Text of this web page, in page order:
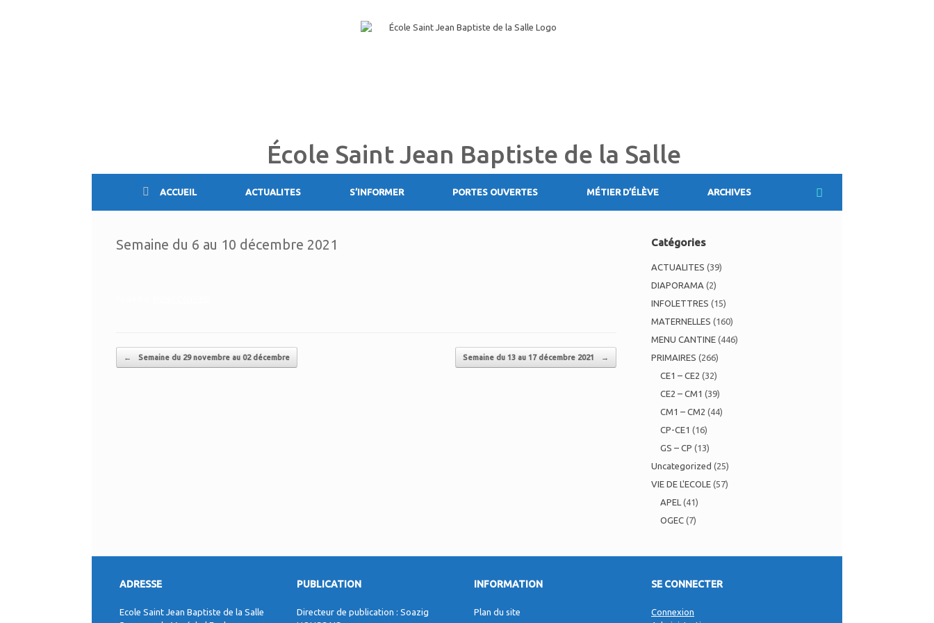
École Saint Jean Baptiste de la Salle
ACCUEIL ACTUALITES S’INFORMER PORTES OUVERTES MÉTIER D’ÉLÈVE ARCHIVES
Semaine du 6 au 10 décembre 2021
Post navigation
← Semaine du 29 novembre au 02 décembre Semaine du 13 au 17 décembre 2021 →
Catégories
ACTUALITES (39)
DIAPORAMA (2)
INFOLETTRES (15)
MATERNELLES (160)
MENU CANTINE (446)
PRIMAIRES (266)
CE1 – CE2 (32)
CE2 – CM1 (39)
CM1 – CM2 (44)
CP-CE1 (16)
GS – CP (13)
Uncategorized (25)
VIE DE L'ECOLE (57)
APEL (41)
OGEC (7)
ADRESSE
Ecole Saint Jean Baptiste de la Salle
PUBLICATION
Directeur de publication : Soazig
INFORMATION
Plan du site
SE CONNECTER
Connexion